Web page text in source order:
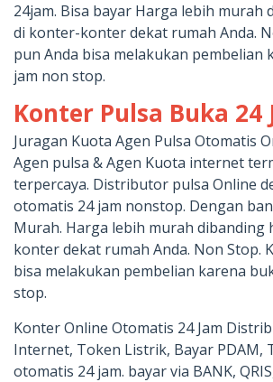
24jam. Bisa bayar Harga lebih murah
di konter-konter dekat rumah Anda.
pun Anda bisa melakukan pembelian
jam non stop.
Konter Pulsa Buka 24
Juragan Kuota Agen Pulsa Otomatis
Agen pulsa & Agen Kuota internet
terpercaya. Distributor pulsa Online
otomatis 24 jam nonstop. Dengan
Murah. Harga lebih murah dibanding
konter dekat rumah Anda. Non Stop.
bisa melakukan pembelian karena
stop.
Konter Online Otomatis 24 Jam
Internet, Token Listrik, Bayar PDAM,
otomatis 24 jam. bayar via BANK,